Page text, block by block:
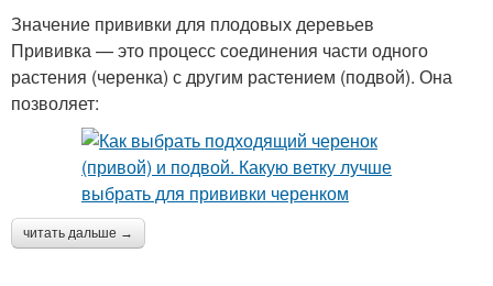
Значение прививки для плодовых деревьев
Прививка — это процесс соединения части одного
растения (черенка) с другим растением (подвой). Она
позволяет:
читать дальше →